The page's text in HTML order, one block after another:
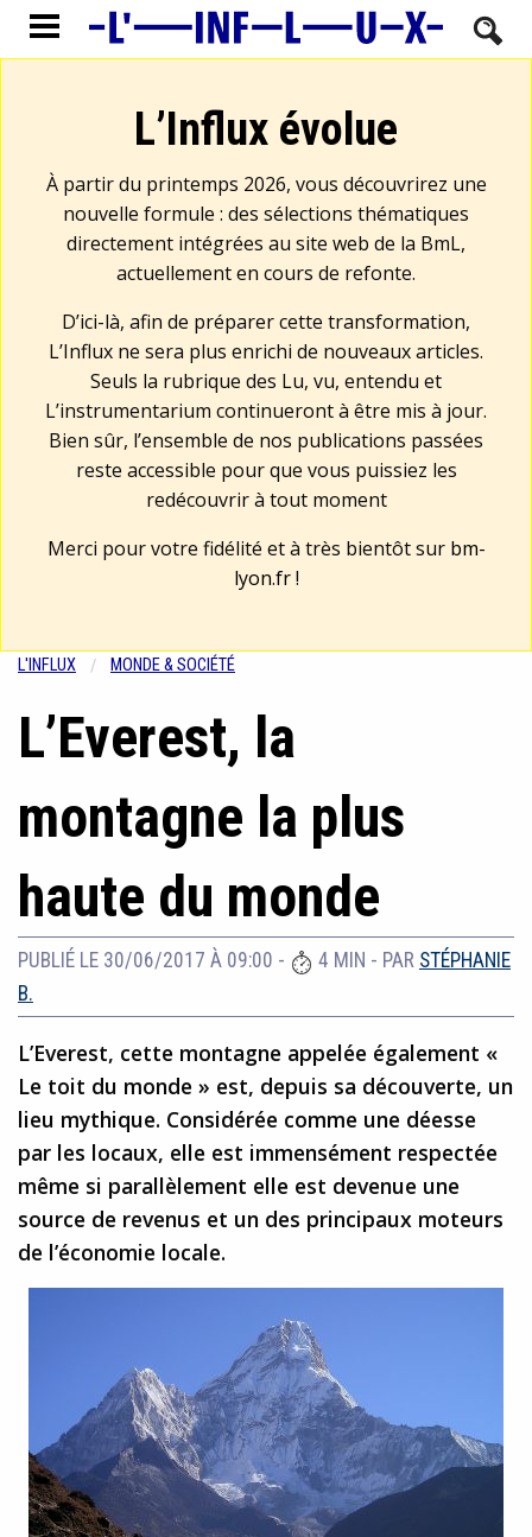
L’Influx évolue
À partir du printemps 2026, vous découvrirez une
nouvelle formule : des sélections thématiques
directement intégrées au site web de la BmL,
actuellement en cours de refonte.
D’ici-là, afin de préparer cette transformation,
L’Influx ne sera plus enrichi de nouveaux articles.
Seuls la rubrique des Lu, vu, entendu et
L’instrumentarium continueront à être mis à jour.
Bien sûr, l’ensemble de nos publications passées
reste accessible pour que vous puissiez les
redécouvrir à tout moment
Merci pour votre fidélité et à très bientôt sur bm-
lyon.fr!
L'INFLUX MONDE & SOCIÉTÉ
L’Everest, la
montagne la plus
haute du monde
PUBLIÉ LE 30/06/2017 À 09:00 - 4 MIN - PAR STÉPHANIE
B.
L’Everest, cette montagne appelée également «
Le toit du monde » est, depuis sa découverte, un
lieu mythique. Considérée comme une déesse
par les locaux, elle est immensément respectée
même si parallèlement elle est devenue une
source de revenus et un des principaux moteurs
de l’économie locale.